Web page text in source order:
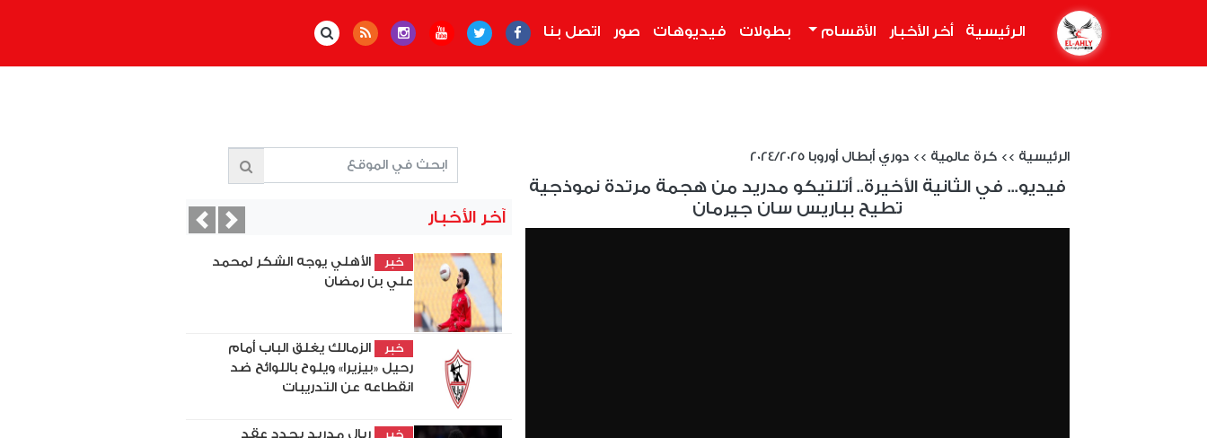
الرئيسية أخر الأخبار الأقسام بطولات فيديوهات صور اتصل بنا
الرئيسية >> كرة عالمية >> دوري أبطال أوروبا 2024/2025
فيديو... في الثانية الأخيرة.. أتلتيكو مدريد من هجمة مرتدة نموذجية
تطيح بباريس سان جيرمان
آخر الأخبار
خبر
الأهلي يوجه الشكر لمحمد
علي بن رمضان
خبر
الزمالك يغلق الباب أمام
رحيل «بيزيرا» ويلوح باللوائح ضد
انقطاعه عن التدريبات
خبر
ريال مدريد يجدد عقد
PreviousNext